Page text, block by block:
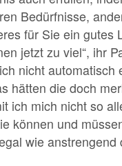
Bedürfnisse,
für Sie ein gutes
jetzt zu viel“, ihr
nicht automatisch
hätten die doch
ich mich nicht so
können und
wie